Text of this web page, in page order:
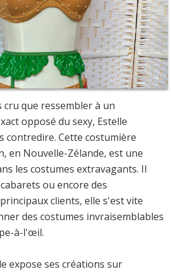
que ressembler à un
opposé du sexy, Estelle
contredire. Cette costumière
en Nouvelle-Zélande, est une
les costumes extravagants. Il
ou encore des
clients, elle s'est vite
des costumes invraisemblables
à-l'œil.
expose ses créations sur